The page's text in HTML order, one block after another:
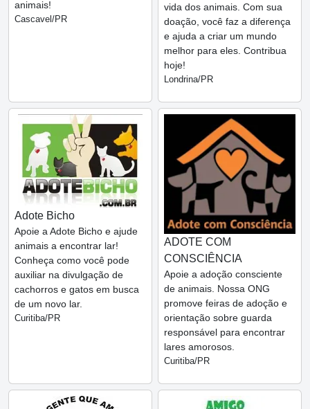
animais!
Cascavel/PR
vida dos animais. Com sua
doação, você faz a diferença
e ajuda a criar um mundo
melhor para eles. Contribua
hoje!
Londrina/PR
Adote Bicho
Apoie a Adote Bicho e ajude
animais a encontrar lar!
Conheça como você pode
auxiliar na divulgação de
cachorros e gatos em busca
de um novo lar.
Curitiba/PR
ADOTE COM
CONSCIÊNCIA
Apoie a adoção consciente
de animais. Nossa ONG
promove feiras de adoção e
orientação sobre guarda
responsável para encontrar
lares amorosos.
Curitiba/PR